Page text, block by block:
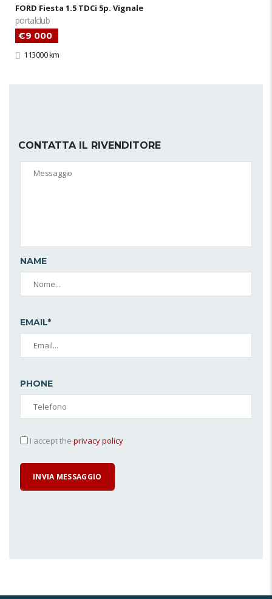
FORD Fiesta 1.5 TDCi 5p. Vignale
portalclub
€9 000
113000 km
CONTATTA IL RIVENDITORE
NAME
EMAIL*
PHONE
I accept the privacy policy